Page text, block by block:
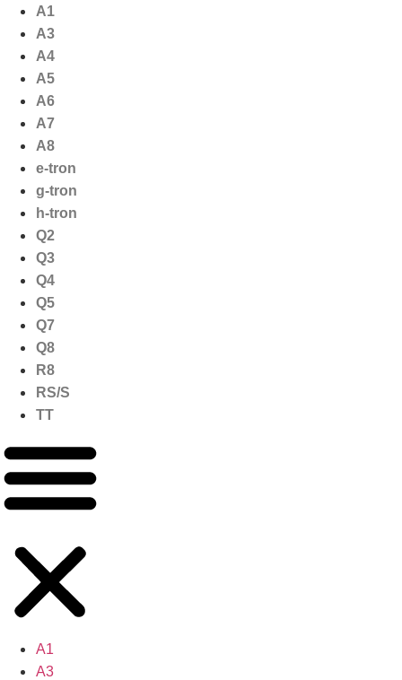
naar
inhoud
A1
A3
A4
A5
A6
A7
A8
e-tron
g-tron
h-tron
Q2
Q3
Q4
Q5
Q7
Q8
R8
RS/S
TT
A1
A3